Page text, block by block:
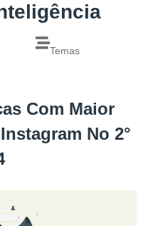
Temas
Com Maior
No 2°